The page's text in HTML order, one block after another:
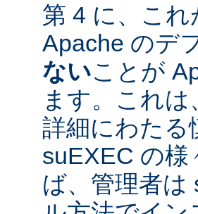
第 4 に、こ
Apache のデ
ないことが
ます。これ
詳細にわたる
suEXEC の
ば、管理者は